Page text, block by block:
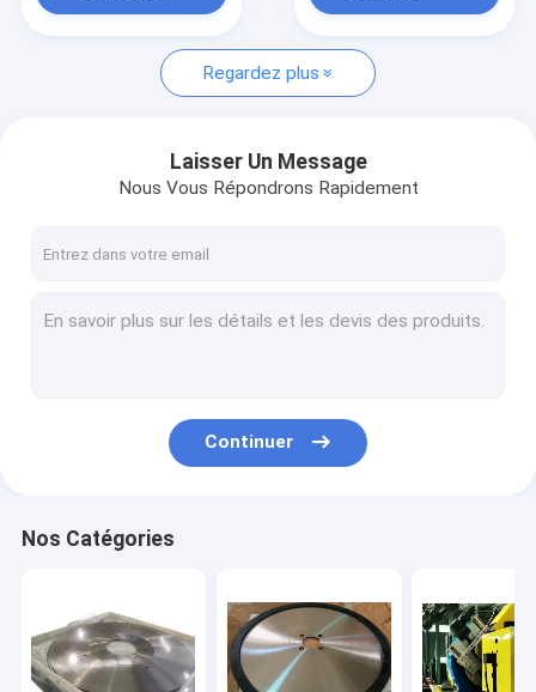
Regardez plus
Laisser Un Message
Nous Vous Répondrons Rapidement
Continuer
Nos Catégories